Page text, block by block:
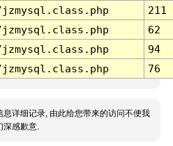
211
62
94
76
息详细记录, 由此给您带来的访问不便我
深感歉意.